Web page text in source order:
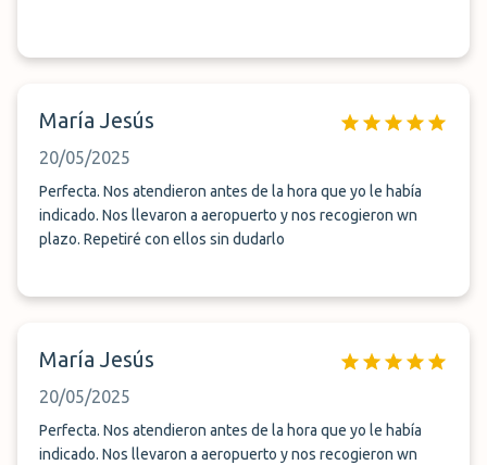
María Jesús
20/05/2025
Perfecta. Nos atendieron antes de la hora que yo le había
indicado. Nos llevaron a aeropuerto y nos recogieron wn
plazo. Repetiré con ellos sin dudarlo
María Jesús
20/05/2025
Perfecta. Nos atendieron antes de la hora que yo le había
indicado. Nos llevaron a aeropuerto y nos recogieron wn